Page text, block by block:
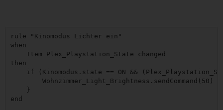
rule "Kinomodus Lichter ein"
when
    Item Plex_Playstation_State changed
then
if (Kinomodus.state == ON &&
        Wohnzimmer_Light_Brightness.sendCommand(50)
    }
end